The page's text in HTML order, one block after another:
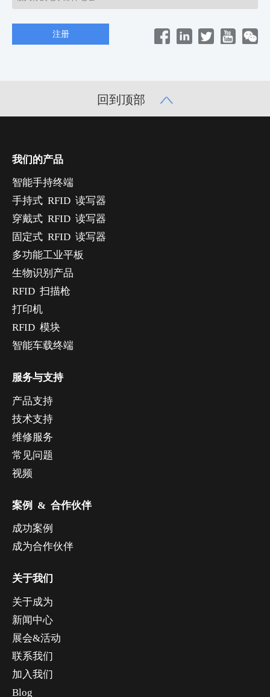
回到顶部
我们的产品
智能手持终端
手持式 RFID 读写器
穿戴式 RFID 读写器
固定式 RFID 读写器
多功能工业平板
生物识别产品
RFID 扫描枪
打印机
RFID 模块
智能车载终端
服务与支持
产品支持
技术支持
维修服务
常见问题
视频
案例 & 合作伙伴
成功案例
成为合作伙伴
关于我们
关于成为
新闻中心
展会&活动
联系我们
加入我们
Blog